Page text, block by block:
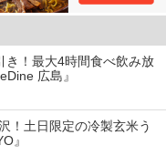
き！最大4時間食べ飲み放
広島』
！土日限定の冷製玄米う
』